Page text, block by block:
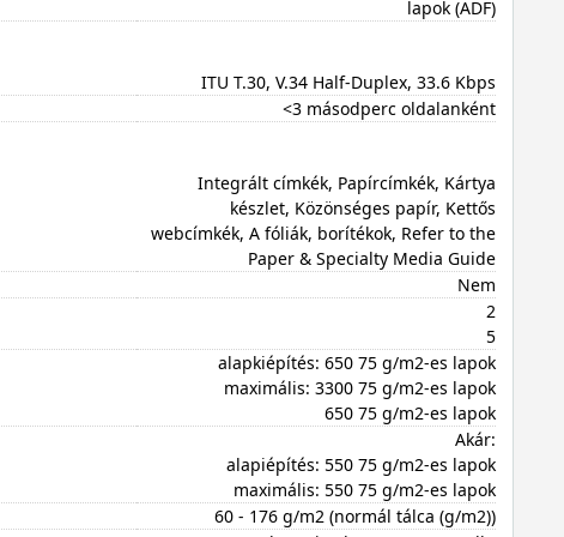
lapok (ADF)
ITU T.30, V.34 Half-Duplex, 33.6 Kbps
<3 másodperc oldalanként
Integrált címkék, Papírcímkék, Kártya
készlet, Közönséges papír, Kettős
webcímkék, A fóliák, borítékok, Refer to the
Paper & Specialty Media Guide
Nem
2
5
alapkiépítés: 650 75 g/m2-es lapok
maximális: 3300 75 g/m2-es lapok
650 75 g/m2-es lapok
Akár:
alapiépítés: 550 75 g/m2-es lapok
maximális: 550 75 g/m2-es lapok
60 - 176 g/m2 (normál tálca (g/m2))